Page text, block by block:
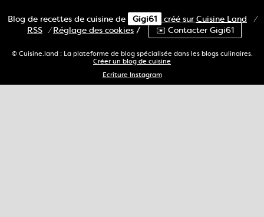
Blog de recettes de cuisine de Gigi61 créé sur Cuisine Land
⁄
RSS ⁄Réglage des cookies / ✉️ Contacter Gigi61
© Cuisine.land : La plateforme de blog spécialisée dans les blogs culinaires.
Créer un blog de cuisine
Ecriture Instagram